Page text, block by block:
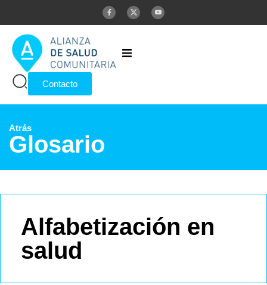
Inicio
Publicaciones
Contacto
Atrás
Glosario
Alfabetización en
salud